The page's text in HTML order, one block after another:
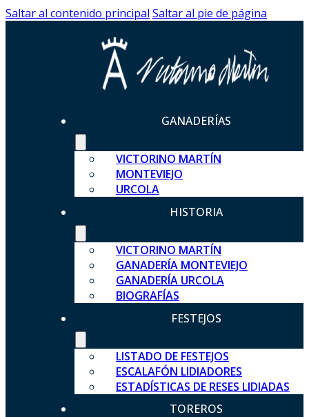
Saltar al contenido principal Saltar al pie de página
GANADERÍAS
VICTORINO MARTÍN
MONTEVIEJO
URCOLA
HISTORIA
VICTORINO MARTÍN
GANADERÍA MONTEVIEJO
GANADERÍA URCOLA
BIOGRAFÍAS
FESTEJOS
LISTADO DE FESTEJOS
ESCALAFÓN LIDIADORES
ESTADÍSTICAS DE RESES LIDIADAS
TOREROS